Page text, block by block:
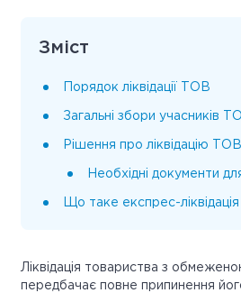
Зміст
Порядок ліквідації ТОВ
Загальні збори учасників
Рішення про ліквідацію ТОВ
Необхідні документи
Що таке експрес-
Ліквідація товариства з
передбачає повне припинення